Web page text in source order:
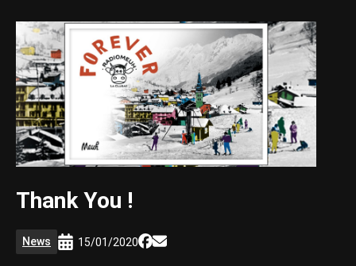
Thank You !
News 15/01/2020